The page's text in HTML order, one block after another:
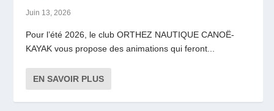
Juin 13, 2026
Pour l’été 2026, le club ORTHEZ NAUTIQUE CANOË-
KAYAK vous propose des animations qui feront...
EN SAVOIR PLUS